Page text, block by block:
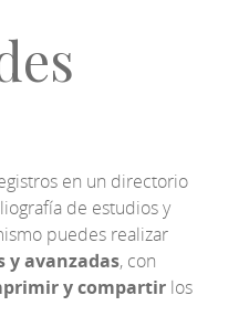
en un directorio
de estudios y
puedes realizar
y avanzadas, con
y compartir los